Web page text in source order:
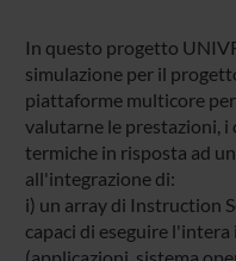
In questo progetto
simulazione per il
piattaforme multicore per
valutarne le prestazioni,
termiche in risposta ad
all'integrazione di:
i) un array di Instruction
capaci di eseguire